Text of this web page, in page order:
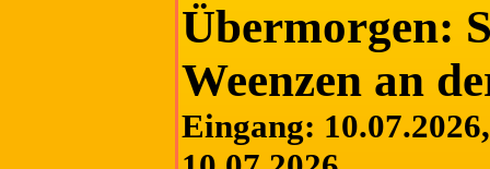
Übermorgen:
Weenzen an
Eingang: